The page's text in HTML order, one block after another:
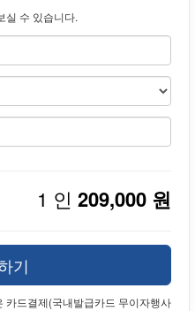
실 수 있습니다.
1 인 209,000 원
기
카드결제(국내발급카드 무이자행사